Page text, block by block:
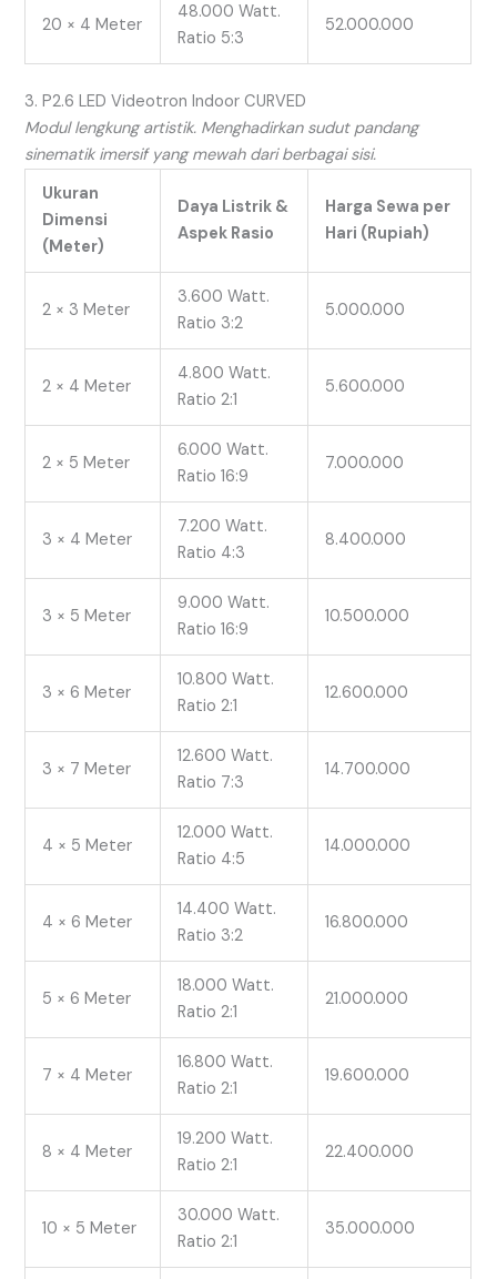
20 × 4 Meter
48.000 Watt.
Ratio 5:3
52.000.000
3. P2.6 LED Videotron Indoor CURVED
Modul lengkung artistik. Menghadirkan sudut pandang
sinematik imersif yang mewah dari berbagai sisi.
Ukuran
Dimensi
(Meter)
Daya Listrik &
Aspek Rasio
Harga Sewa per
Hari (Rupiah)
2 × 3 Meter
3.600 Watt.
Ratio 3:2
5.000.000
2 × 4 Meter
4.800 Watt.
Ratio 2:1
5.600.000
2 × 5 Meter
6.000 Watt.
Ratio 16:9
7.000.000
3 × 4 Meter
7.200 Watt.
Ratio 4:3
8.400.000
3 × 5 Meter
9.000 Watt.
Ratio 16:9
10.500.000
3 × 6 Meter
10.800 Watt.
Ratio 2:1
12.600.000
3 × 7 Meter
12.600 Watt.
Ratio 7:3
14.700.000
4 × 5 Meter
12.000 Watt.
Ratio 4:5
14.000.000
4 × 6 Meter
14.400 Watt.
Ratio 3:2
16.800.000
5 × 6 Meter
18.000 Watt.
Ratio 2:1
21.000.000
7 × 4 Meter
16.800 Watt.
Ratio 2:1
19.600.000
8 × 4 Meter
19.200 Watt.
Ratio 2:1
22.400.000
10 × 5 Meter
30.000 Watt.
Ratio 2:1
35.000.000